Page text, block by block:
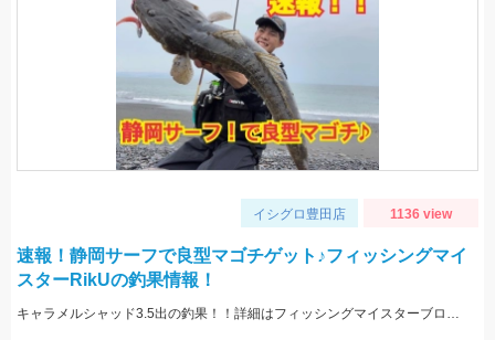
イシグロ豊田店 1136 view
速報！静岡サーフで良型マゴチゲット♪フィッシングマイ
スターRikUの釣果情報！
キャラメルシャッド3.5出の釣果！！詳細はフィッシングマイスターブログにて近日中公開です。